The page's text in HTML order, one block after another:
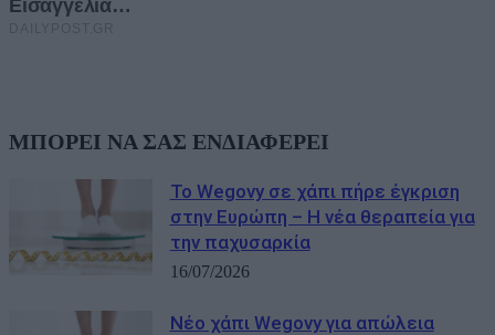
ΜΠΟΡΕΙ ΝΑ ΣΑΣ ΕΝΔΙΑΦΕΡΕΙ
Το Wegovy σε χάπι πήρε έγκριση
στην Ευρώπη – Η νέα θεραπεία για
την παχυσαρκία
16/07/2026
Νέο χάπι Wegovy για απώλεια